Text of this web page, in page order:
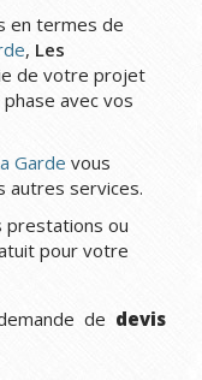
en termes de
, Les
de votre projet
avec vos
Garde vous
autres services.
prestations ou
pour votre
de devis